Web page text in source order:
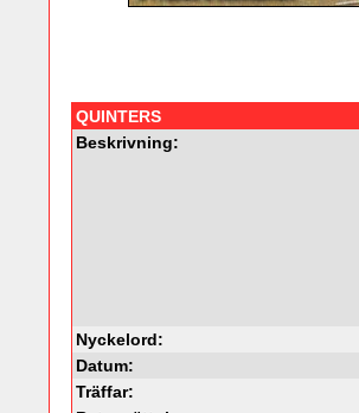
QUINTERS
Beskrivning:
Nyckelord:
Datum:
Träffar: